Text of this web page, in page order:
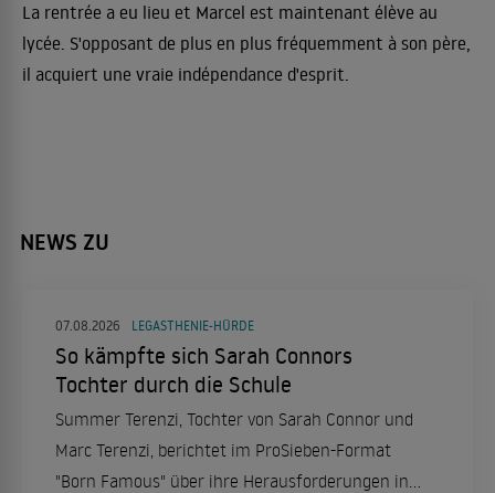
La rentrée a eu lieu et Marcel est maintenant élève au
lycée. S'opposant de plus en plus fréquemment à son père,
il acquiert une vraie indépendance d'esprit.
NEWS ZU
07.08.2026 LEGASTHENIE-HÜRDE
So kämpfte sich Sarah Connors
Tochter durch die Schule
Summer Terenzi, Tochter von Sarah Connor und
Marc Terenzi, berichtet im ProSieben-Format
"Born Famous" über ihre Herausforderungen in